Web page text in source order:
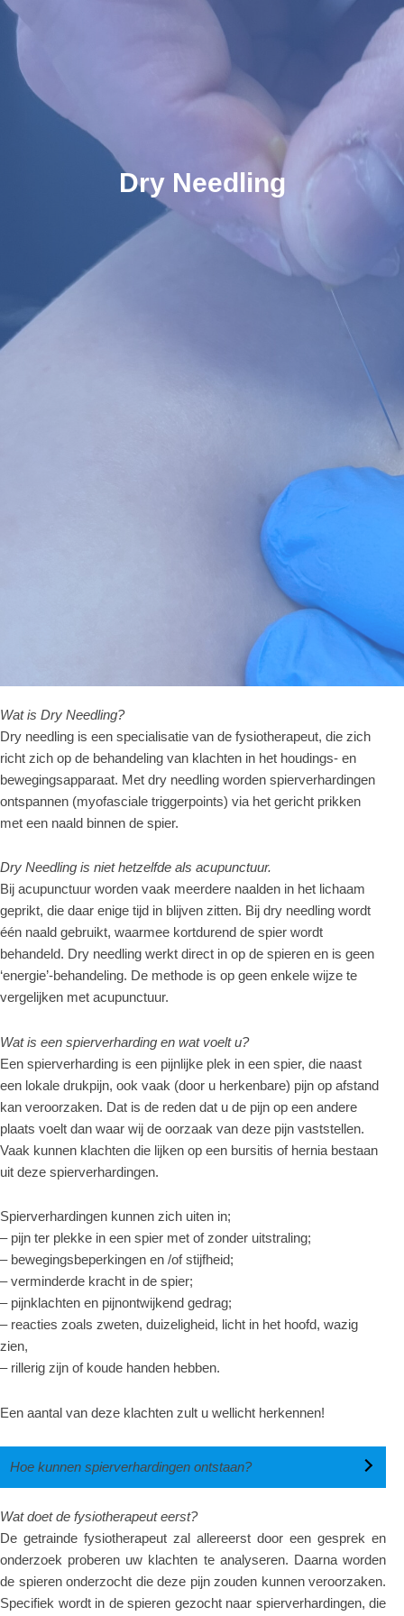
Dry Needling
Wat is Dry Needling?
Dry needling is een specialisatie van de fysiotherapeut, die zich
richt zich op de behandeling van klachten in het houdings- en
bewegingsapparaat. Met dry needling worden spierverhardingen
ontspannen (myofasciale triggerpoints) via het gericht prikken
met een naald binnen de spier.
Dry Needling is niet hetzelfde als acupunctuur.
Bij acupunctuur worden vaak meerdere naalden in het lichaam
geprikt, die daar enige tijd in blijven zitten. Bij dry needling wordt
één naald gebruikt, waarmee kortdurend de spier wordt
behandeld. Dry needling werkt direct in op de spieren en is geen
‘energie’-behandeling. De methode is op geen enkele wijze te
vergelijken met acupunctuur.
Wat is een spierverharding en wat voelt u?
Een spierverharding is een pijnlijke plek in een spier, die naast
een lokale drukpijn, ook vaak (door u herkenbare) pijn op afstand
kan veroorzaken. Dat is de reden dat u de pijn op een andere
plaats voelt dan waar wij de oorzaak van deze pijn vaststellen.
Vaak kunnen klachten die lijken op een bursitis of hernia bestaan
uit deze spierverhardingen.
Spierverhardingen kunnen zich uiten in;
– pijn ter plekke in een spier met of zonder uitstraling;
– bewegingsbeperkingen en /of stijfheid;
– verminderde kracht in de spier;
– pijnklachten en pijnontwijkend gedrag;
– reacties zoals zweten, duizeligheid, licht in het hoofd, wazig
zien,
– rillerig zijn of koude handen hebben.
Een aantal van deze klachten zult u wellicht herkennen!
Hoe kunnen spierverhardingen ontstaan?
Wat doet de fysiotherapeut eerst?
De getrainde fysiotherapeut zal allereerst door een gesprek en
onderzoek proberen uw klachten te analyseren. Daarna worden
de spieren onderzocht die deze pijn zouden kunnen veroorzaken.
Specifiek wordt in de spieren gezocht naar spierverhardingen, die